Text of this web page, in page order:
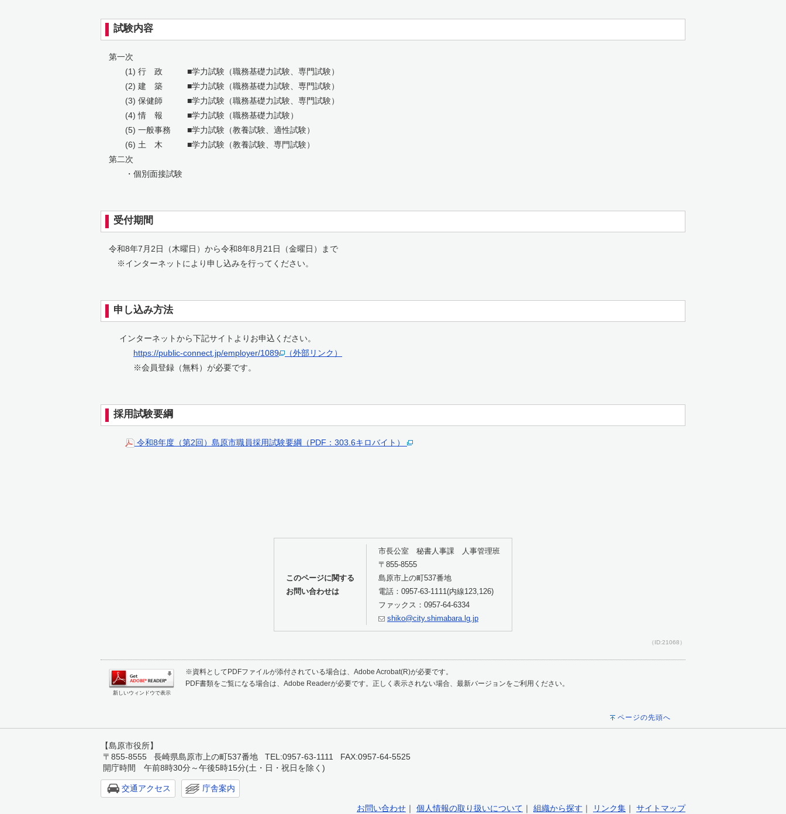
試験内容
第一次
(1) 行 政 ■学力試験（職務基礎力試験、専門試験）
(2) 建 築 ■学力試験（職務基礎力試験、専門試験）
(3) 保健師 ■学力試験（職務基礎力試験、専門試験）
(4) 情 報 ■学力試験（職務基礎力試験）
(5) 一般事務 ■学力試験（教養試験、適性試験）
(6) 土 木 ■学力試験（教養試験、専門試験）
第二次
・個別面接試験
受付期間
令和8年7月2日（木曜日）から令和8年8月21日（金曜日）まで
※インターネットにより申し込みを行ってください。
申し込み方法
インターネットから下記サイトよりお申込ください。
https://public-connect.jp/employer/1089
（外部リンク）
※会員登録（無料）が必要です。
採用試験要綱
令和8年度（第2回）島原市職員採用試験要綱（PDF：303.6キロバイト）
このページに関する
お問い合わせは
市長公室 秘書人事課 人事管理班
〒855-8555
島原市上の町537番地
電話：0957-63-1111(内線123,126)
ファックス：0957-64-6334
shiko@city.shimabara.lg.jp
（ID:21068）
新しいウィンドウで表示
※資料としてPDFファイルが添付されている場合は、Adobe Acrobat(R)が必要です。
PDF書類をご覧になる場合は、Adobe Readerが必要です。正しく表示されない場合、最新バージョンをご利用ください。
ページの先頭へ
【島原市役所】
〒855-8555 長崎県島原市上の町537番地 TEL:0957-63-1111 FAX:0957-64-5525
開庁時間 午前8時30分～午後5時15分(土・日・祝日を除く)
交通アクセス 庁舎案内
お問い合わせ ｜ 個人情報の取り扱いについて ｜ 組織から探す ｜ リンク集 ｜ サイトマップ